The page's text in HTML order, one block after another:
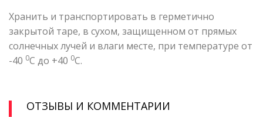
Хранить и транспортировать в герметично
закрытой таре, в сухом, защищенном от прямых
солнечных лучей и влаги месте, при температуре от
-40 0С до +40 0С.
ОТЗЫВЫ И КОММЕНТАРИИ